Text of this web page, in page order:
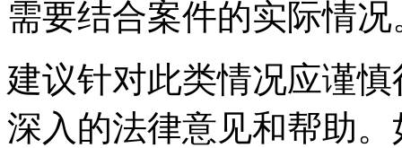
需要结合案件的实际情况
建议针对此类情况应谨
深入的法律意见和帮助